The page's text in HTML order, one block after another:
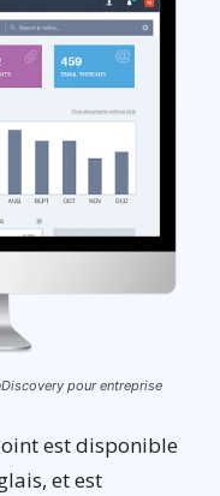
pour entreprise
est disponible
et est